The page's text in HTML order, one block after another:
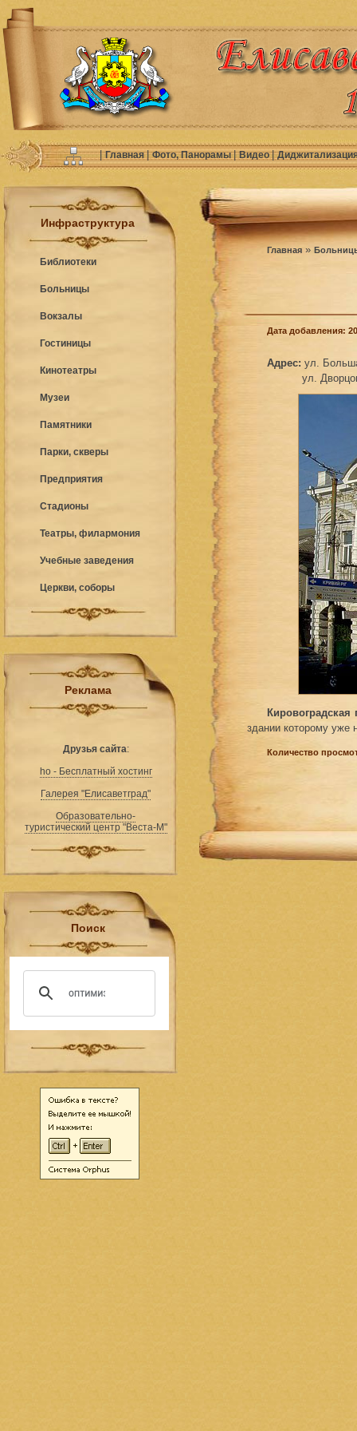
|Главная|Фото, Панорамы|Видео|
Инфраструктура
Библиотеки
Больницы
Вокзалы
Гостиницы
Кинотеатры
Музеи
Памятники
Парки, скверы
Предприятия
Стадионы
Театры, филармония
Учебные заведения
Церкви, соборы
Реклама
Друзья сайта:
ho - Бесплатный хостинг
Галерея "Елисаветград"
Образовательно-
туристический центр "Веста-М"
Поиск
Главная »
Дата добавления:
Адрес: ул.
ул.
здании которому уже
Количество